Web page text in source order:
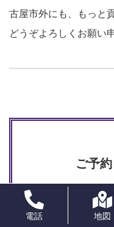
古屋市外にも、もっと
どうぞよろしくお願い
ご予
TEL.
※施術中はお電
電話 地図